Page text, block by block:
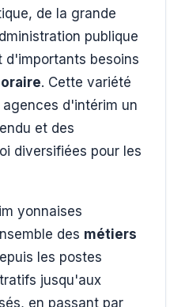
de la grande
publique
d'importants besoins
. Cette variété
d'intérim un
et des
diversifiées pour les
yonnaises
des métiers
les postes
jusqu'aux
en passant par